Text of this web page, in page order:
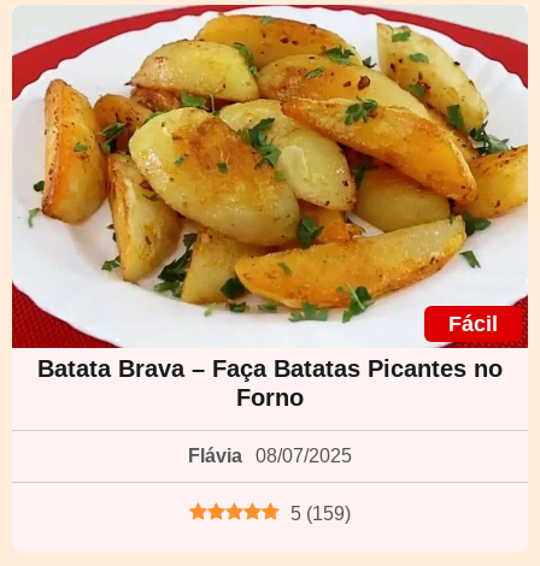
Fácil
Batata Brava – Faça Batatas Picantes no
Forno
Flávia 08/07/2025
5 (159)